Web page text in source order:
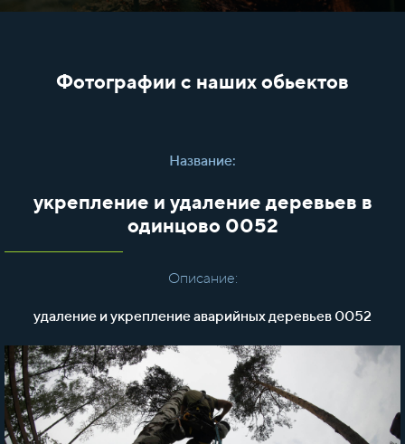
Фотографии с наших обьектов
Название:
укрепление и удаление деревьев в
одинцово 0052
Описание:
удаление и укрепление аварийных деревьев 0052